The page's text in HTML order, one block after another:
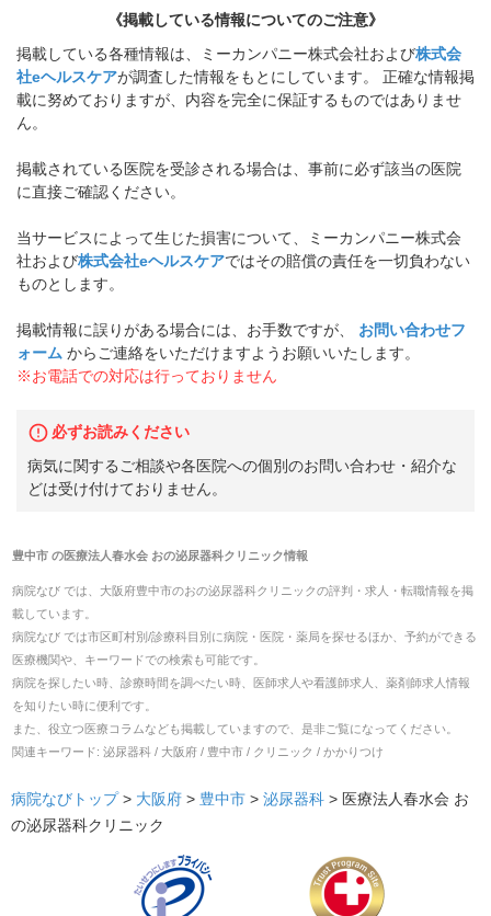
《掲載している情報についてのご注意》
掲載している各種情報は、ミーカンパニー株式会社および株式会
社eヘルスケアが調査した情報をもとにしています。 正確な情報掲
載に努めておりますが、内容を完全に保証するものではありませ
ん。
掲載されている医院を受診される場合は、事前に必ず該当の医院
に直接ご確認ください。
当サービスによって生じた損害について、ミーカンパニー株式会
社および株式会社eヘルスケアではその賠償の責任を一切負わない
ものとします。
掲載情報に誤りがある場合には、お手数ですが、
お問い合わせフ
ォーム からご連絡をいただけますようお願いいたします。
※お電話での対応は行っておりません
必ずお読みください
病気に関するご相談や各医院への個別のお問い合わせ・紹介な
どは受け付けておりません。
豊中市の医療法人春水会 おの泌尿器科クリニック情報
病院なび では、 大阪府豊中市のおの泌尿器科クリニックの評判・求人・転職情報を掲
載しています。
病院なび では市区町村別/診療科目別に病院・医院・薬局を探せるほか、予約ができる
医療機関や、キーワードでの検索も可能です。
病院を探したい時、診療時間を調べたい時、医師求人や看護師求人、薬剤師求人情報
を知りたい時に便利です。
また、役立つ医療コラムなども掲載していますので、是非ご覧になってください。
関連キーワード: 泌尿器科 / 大阪府 / 豊中市 / クリニック / かかりつけ
病院なびトップ > 大阪府 > 豊中市 > 泌尿器科 > 医療法人春水会 お
の泌尿器科クリニック